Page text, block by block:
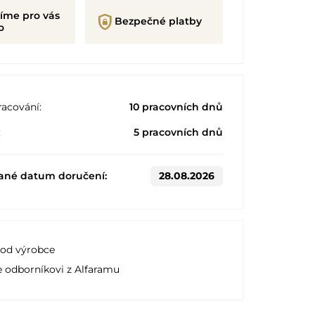
pro vás
shield_lock Bezpečné platby
10 pracovních dnů
5 pracovních dnů
datum doručení: 28.08.2026
výrobce
odborníkovi z Alfaramu